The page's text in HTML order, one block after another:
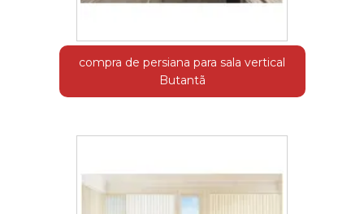
compra de persiana para sala vertical
Butantã